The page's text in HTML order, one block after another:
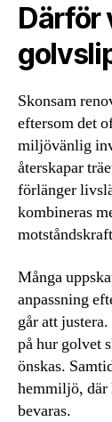
Därför
Skonsam
eftersom det
miljövänlig
återskapar
förlänger
kombineras
Många
anpassning
går att
på hur golvet
önskas.
hemmiljö, där
bevaras.